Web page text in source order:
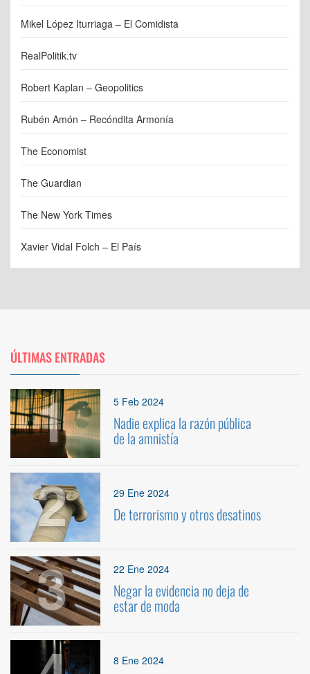
Mikel López Iturriaga – El Comidista
RealPolitik.tv
Robert Kaplan – Geopolitics
Rubén Amón – Recóndita Armonía
The Economist
The Guardian
The New York Times
Xavier Vidal Folch – El País
ÚLTIMAS ENTRADAS
1 5 Feb 2024
Nadie explica la razón pública
de la amnistía
2 29 Ene 2024
De terrorismo y otros desatinos
3 22 Ene 2024
Negar la evidencia no deja de
estar de moda
8 Ene 2024